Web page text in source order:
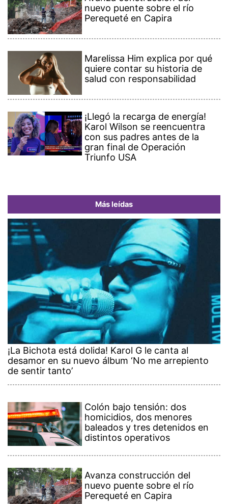
nuevo puente sobre el río
Perequeté en Capira
Marelissa Him explica por qué
quiere contar su historia de
salud con responsabilidad
¡Llegó la recarga de energía!
Karol Wilson se reencuentra
con sus padres antes de la
gran final de Operación
Triunfo USA
Más leídas
¡La Bichota está dolida! Karol G le canta al
desamor en su nuevo álbum ‘No me arrepiento
de sentir tanto’
Colón bajo tensión: dos
homicidios, dos menores
baleados y tres detenidos en
distintos operativos
Avanza construcción del
nuevo puente sobre el río
Perequeté en Capira